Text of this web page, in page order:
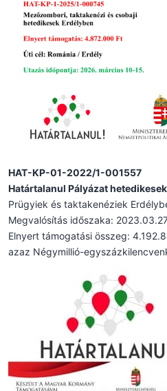
HAT-KP-01-2022/1-001557
Határtalanul Pályázat
Prügyiek és taktakenéziek
Megvalósítás időszaka:
Elnyert támogatási összeg:
azaz Négymillió-